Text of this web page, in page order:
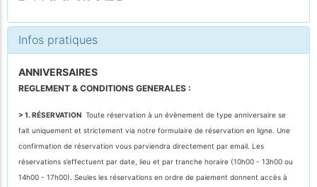
Infos pratiques
ANNIVERSAIRES
REGLEMENT & CONDITIONS GENERALES :
> 1. RÉSERVATION Toute réservation à un évènement de type anniversaire se
fait uniquement et strictement via notre formulaire de réservation en ligne. Une
confirmation de réservation vous parviendra directement par email. Les
réservations s’effectuent par date, lieu et par tranche horaire (10h00 - 13h00 ou
14h00 - 17h00). Seules les réservations en ordre de paiement donnent accès à